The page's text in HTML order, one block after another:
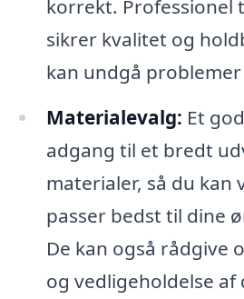
korrekt. Professionel
sikrer kvalitet og
kan undgå
Materialevalg: Et
adgang til et bredt
materialer, så du
passer bedst til dine
De kan også rådgive
og vedligeholdelse af